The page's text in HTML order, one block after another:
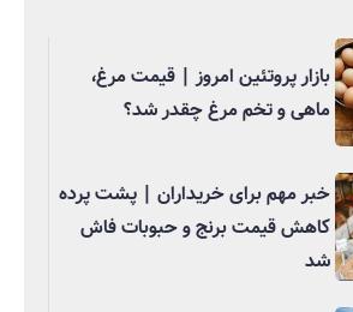
بازار پروتئین امروز | قیمت مرغ،
ماهی و تخم مرغ چقدر شد؟
خبر مهم برای خریداران | پشت پرده
کاهش قیمت برنج و حبوبات فاش
شد